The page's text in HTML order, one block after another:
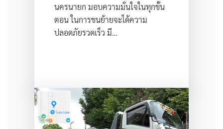
นครนายก มอบความมั่นใจในทุกขั้น
ตอน ในการขนย้ายจะได้ความ
ปลอดภัยรวดเร็ว มี…